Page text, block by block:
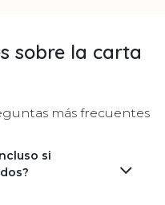
sobre la carta
más frecuentes
si